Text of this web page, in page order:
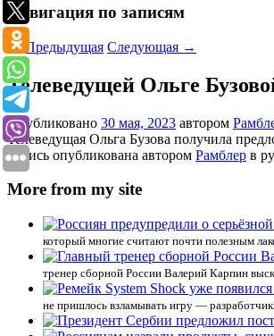
Навигация по записям
←Предыдущая Следующая →
Телеведущей Ольге
Опубликовано 30 мая, 2023 автором
Телеведущая Ольга Бузова получила
Запись опубликована автором Рамблер в
More from my site
который многие считают почти полезным
тренер сборной России Валерий Карпин
не пришлось взламывать игру —